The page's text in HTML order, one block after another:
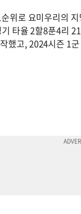
위로 요미우리의
타율 2할8푼4리
했고, 2024시즌 1